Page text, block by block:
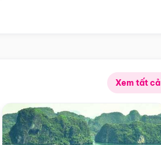
Xem tất cả